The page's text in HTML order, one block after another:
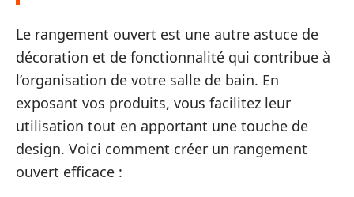
Le rangement ouvert est une autre astuce de
décoration et de fonctionnalité qui contribue à
l’organisation de votre salle de bain. En
exposant vos produits, vous facilitez leur
utilisation tout en apportant une touche de
design. Voici comment créer un rangement
ouvert efficace :